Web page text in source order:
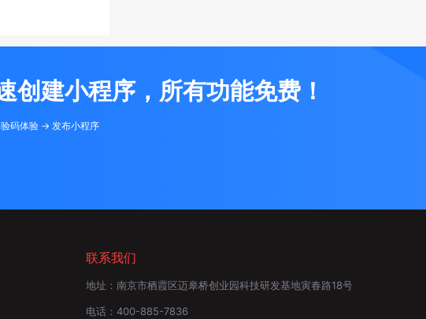
建小程序，所有功能免费！
码体验 -> 发布小程序
联系我们
地址： 南京市栖霞区迈皋桥创业园科技研发基地寅春路18号
电话： 400-885-7836